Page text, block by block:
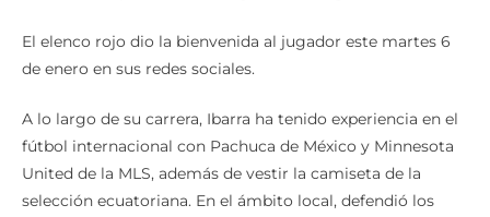
El elenco rojo dio la bienvenida al jugador este martes 6
de enero en sus redes sociales.
A lo largo de su carrera, Ibarra ha tenido experiencia en el
fútbol internacional con Pachuca de México y Minnesota
United de la MLS, además de vestir la camiseta de la
selección ecuatoriana. En el ámbito local, defendió los